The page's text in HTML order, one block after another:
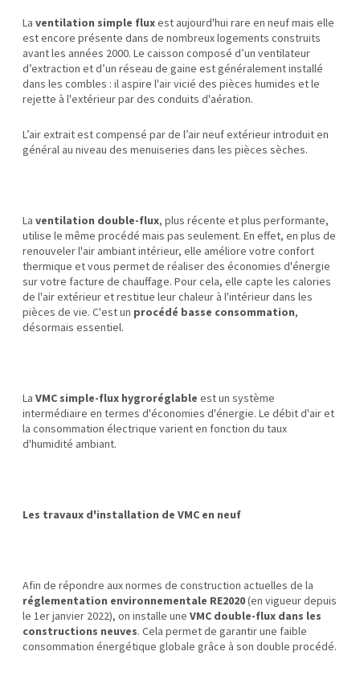
Laventilation simple fluxest aujourd'hui rare en neuf mais elle
est encore présente dans de nombreux logements construits
avant les années 2000. Le caisson composé d’un ventilateur
d’extraction et d’un réseau de gaine est généralement installé
dans les combles : il aspire l'air vicié des pièces humides et le
rejette à l'extérieur par des conduits d'aération.
L’air extrait est compensé par de l’air neuf extérieur introduit en
général au niveau des menuiseries dans les pièces sèches.
Laventilation double-flux, plus récente et plus performante,
utilise le même procédé mais pas seulement. En effet, en plus de
renouveler l'air ambiant intérieur, elle améliore votre confort
thermique et vous permet de réaliser des économies d'énergie
sur votre facture de chauffage. Pour cela, elle capte les calories
de l'air extérieur et restitue leur chaleur à l'intérieur dans les
pièces de vie. C'est un procédé basse consommation,
désormais essentiel.
LaVMC simple-flux hygroréglable est un système
intermédiaire en termes d'économies d'énergie. Le débit d'air et
la consommation électrique varient en fonction du taux
d'humidité ambiant.
Les travaux d'installation de VMC en neuf
Afin de répondre aux normes de construction actuelles de la
réglementation environnementale RE2020(en vigueur depuis
le 1er janvier 2022), on installe uneVMC double-flux dans les
constructions neuves. Cela permet de garantir une faible
consommation énergétique globale grâce à son double procédé.